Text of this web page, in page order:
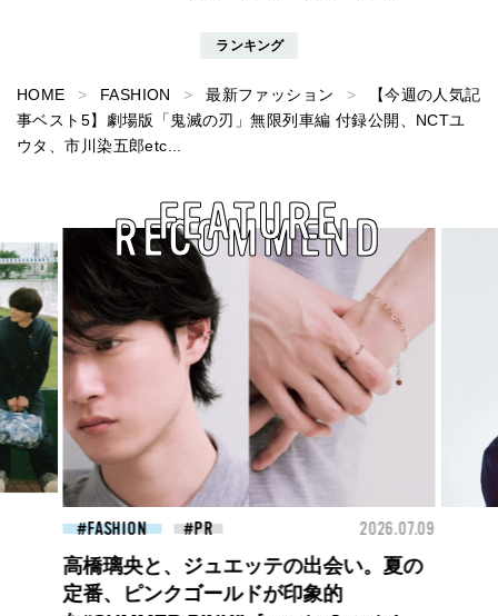
ランキング
HOME FASHION 最新ファッション
【今週の人気記
事ベスト5】劇場版「鬼滅の刃」無限列車編 付録公開、NCTユ
ウタ、市川染五郎etc...
RECOMMEND
FEATURE
FASHION 2026.07.09
【PRADA × NI-KI(ENHYPEN)】時をかけ
る、ニューモード